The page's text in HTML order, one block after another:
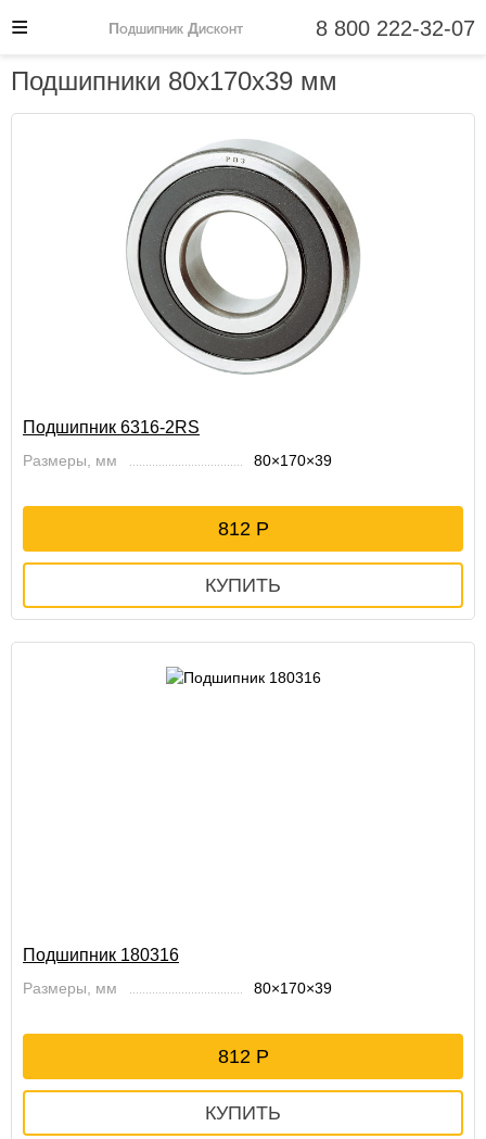
Подшипники 80x170x39 мм
Подшипник 6316-2RS
Размеры, мм 80×170×39
812
Подшипник 180316
Размеры, мм 80×170×39
812
Подшипник Дисконт 8 800 222-32-07